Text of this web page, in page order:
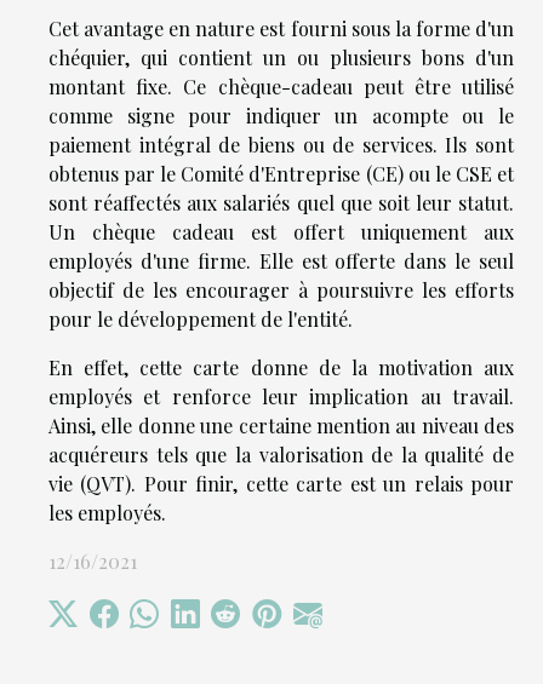
Cet avantage en nature est fourni sous la forme d'un
chéquier, qui contient un ou plusieurs bons d'un
montant fixe. Ce chèque-cadeau peut être utilisé
comme signe pour indiquer un acompte ou le
paiement intégral de biens ou de services. Ils sont
obtenus par le Comité d'Entreprise (CE) ou le CSE et
sont réaffectés aux salariés quel que soit leur statut.
Un chèque cadeau est offert uniquement aux
employés d'une firme. Elle est offerte dans le seul
objectif de les encourager à poursuivre les efforts
pour le développement de l'entité.
En effet, cette carte donne de la motivation aux
employés et renforce leur implication au travail.
Ainsi, elle donne une certaine mention au niveau des
acquéreurs tels que la valorisation de la qualité de
vie (QVT). Pour finir, cette carte est un relais pour
les employés.
12/16/2021